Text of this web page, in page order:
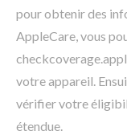
pour obtenir des
AppleCare, vous
votre appareil.
vérifier votre
étendue.